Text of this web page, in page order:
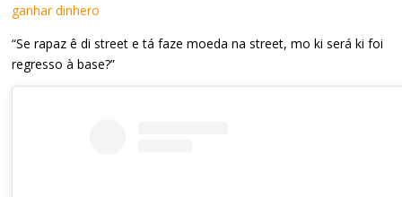
ganhar dinhero
“Se rapaz ê di street e tá faze moeda na street, mo ki será ki foi
regresso à base?”